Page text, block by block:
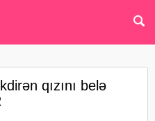
qızını belə